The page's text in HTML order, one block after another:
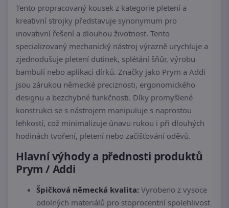
Tento propracovaný kousek z kategorie pletení a
kreativní strojky představuje synonymum pro
inovativní řešení a dlouhou životnost. Tento
specializovaný mechanický nástroj výrazně urychluje a
zjednodušuje pletení dutinek, splétání šňůr, výrobu
bambulí nebo aplikaci dírků. Značky jako Prym a Addi
jsou zárukou německé preciznosti, ergonomického
designu a bezchybné funkčnosti. Díky promyšlené
konstrukci se s nástrojem manipuluje s naprostou
lehkostí, což minimalizuje únavu rukou i při dlouhých
hodinách tvoření, pletení nebo začišťování oděvů.
Hlavní výhody a přednosti produktů
Prym / Addi
Špičková německá kvalita: Vyrobeno z vysoce
odolných materiálů pro stoprocentní spolehlivost